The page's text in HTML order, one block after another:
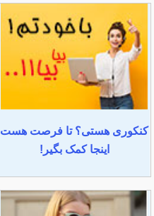
کنکوری هستی؟ تا فرصت هست
اینجا کمک بگیر!